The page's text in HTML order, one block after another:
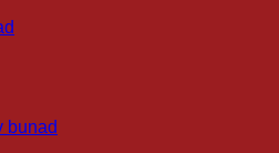
bunad